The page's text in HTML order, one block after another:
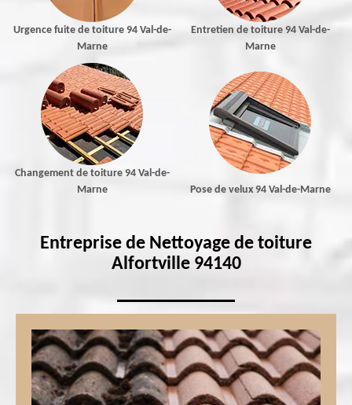
Urgence fuite de toiture 94 Val-de-
Marne
Entretien de toiture 94 Val-de-
Marne
Changement de toiture 94 Val-de-
Marne
Pose de velux 94 Val-de-Marne
Entreprise de Nettoyage de toiture
Alfortville 94140